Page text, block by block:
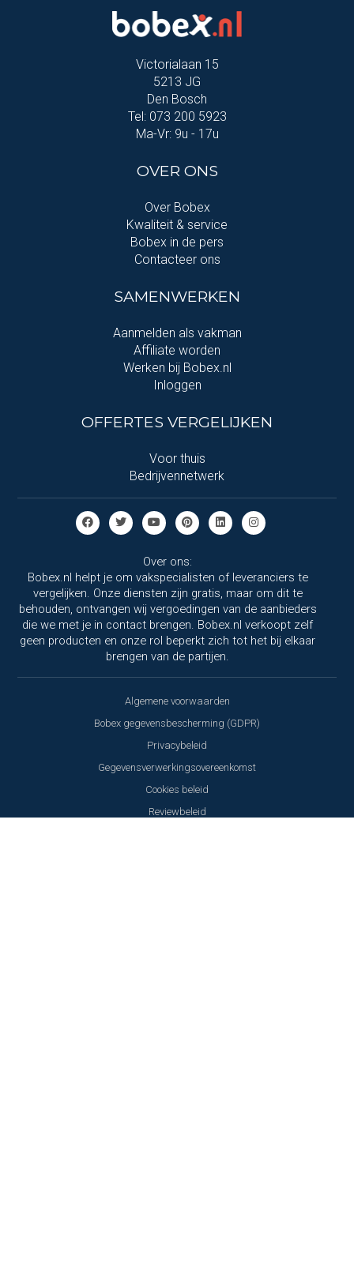
Victorialaan 15
5213 JG
Den Bosch
Tel: 073 200 5923
Ma-Vr: 9u - 17u
OVER ONS
Over Bobex
Kwaliteit & service
Bobex in de pers
Contacteer ons
SAMENWERKEN
Aanmelden als vakman
Affiliate worden
Werken bij Bobex.nl
Inloggen
OFFERTES VERGELIJKEN
Voor thuis
Bedrijvennetwerk
Over ons:
Bobex.nl helpt je om vakspecialisten of leveranciers te
vergelijken. Onze diensten zijn gratis, maar om dit te
behouden, ontvangen wij vergoedingen van de aanbieders
die we met je in contact brengen. Bobex.nl verkoopt zelf
geen producten en onze rol beperkt zich tot het bij elkaar
brengen van de partijen.
Algemene voorwaarden
Bobex gegevensbescherming (GDPR)
Privacybeleid
Gegevensverwerkingsovereenkomst
Cookies beleid
Reviewbeleid